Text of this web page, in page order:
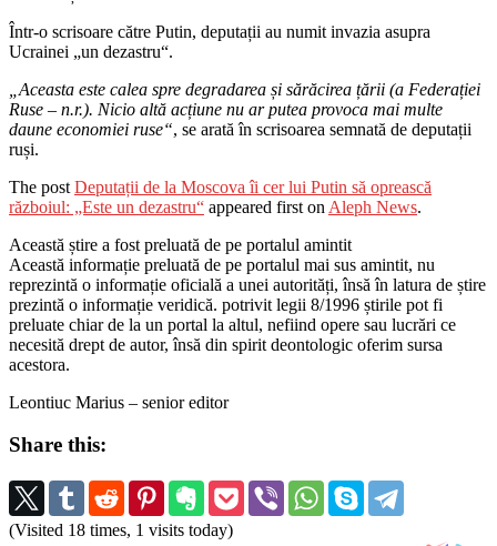
Într-o scrisoare către Putin, deputații au numit invazia asupra
Ucrainei „un dezastru“.
„Aceasta este calea spre degradarea și sărăcirea țării (a Federației
Ruse – n.r.). Nicio altă acțiune nu ar putea provoca mai multe
daune economiei ruse“, se arată în scrisoarea semnată de deputații
ruși.
The post Deputații de la Moscova îi cer lui Putin să oprească
războiul: „Este un dezastru“ appeared first on Aleph News.
Această știre a fost preluată de pe portalul amintit
Această informație preluată de pe portalul mai sus amintit, nu
reprezintă o informație oficială a unei autorități, însă în latura de știre
prezintă o informație veridică. potrivit legii 8/1996 știrile pot fi
preluate chiar de la un portal la altul, nefiind opere sau lucrări ce
necesită drept de autor, însă din spirit deontologic oferim sursa
acestora.
Leontiuc Marius – senior editor
Share this:
(Visited 18 times, 1 visits today)